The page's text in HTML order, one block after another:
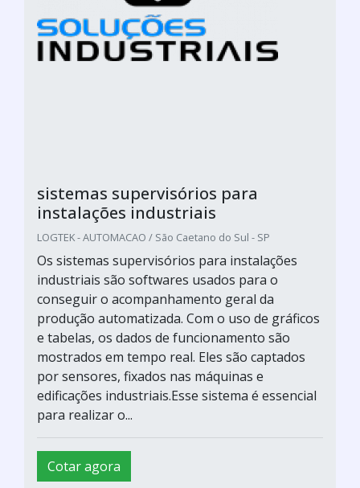
sistemas supervisórios para
instalações industriais
LOGTEK - AUTOMACAO / São Caetano do Sul - SP
Os sistemas supervisórios para instalações
industriais são softwares usados para o
conseguir o acompanhamento geral da
produção automatizada. Com o uso de gráficos
e tabelas, os dados de funcionamento são
mostrados em tempo real. Eles são captados
por sensores, fixados nas máquinas e
edificações industriais.Esse sistema é essencial
para realizar o...
Cotar agora